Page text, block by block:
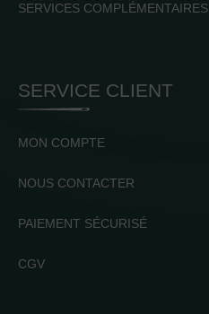
SERVICES COMPLÉMENTAIRES
SERVICE CLIENT
MON COMPTE
NOUS CONTACTER
PAIEMENT SÉCURISÉ
CGV